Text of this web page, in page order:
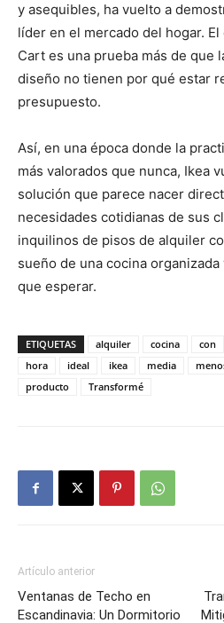
y asequibles, ha vuelto a
líder en el mercado del hogar.
Cart es una prueba más de que
diseño no tienen por qué estar
presupuesto.
Así, en una época donde la
más valorados que nunca, Ikea
solución que parece nacer
necesidades cotidianas de sus
inquilinos de pisos de alquiler
sueño de una cocina
que esperar.
ETIQUETAS alquiler cocina con
hora
ideal ikea media
producto
Transformé
Artículo anterior
Ventanas de Techo en
Escandinavia: Un Dormitorio